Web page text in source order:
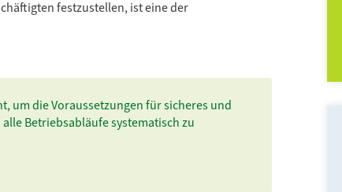
festzustellen, ist eine der
um die Voraussetzungen für sicheres und
Betriebsabläufe systematisch zu